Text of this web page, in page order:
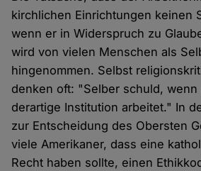
kirchlichen Einrichtungen keinen
wenn er in Widerspruch zu
wird von vielen Menschen als
hingenommen. Selbst
denken oft: "Selber schuld, wenn
derartige Institution arbeitet." In
zur Entscheidung des Obersten
viele Amerikaner, dass eine
Recht haben sollte, einen